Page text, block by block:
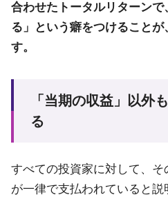
合わせたトータルリターン
る」という癖をつけることが
す。
「当期の収益」以外
る
すべての投資家に対して、
が一律で支払われていると